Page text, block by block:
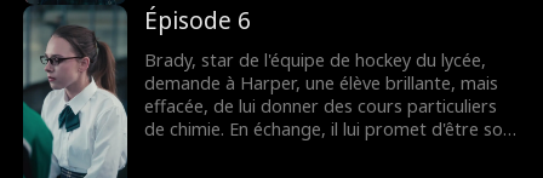
que se passera-t-il lorsque leur attirance
deviendra impossible à ignorer ?
Épisode 6
Brady, star de l'équipe de hockey du lycée,
demande à Harper, une élève brillante, mais
effacée, de lui donner des cours particuliers
de chimie. En échange, il lui promet d'être son